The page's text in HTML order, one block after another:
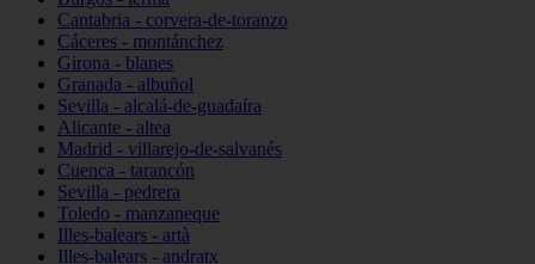
Cantabria - corvera-de-toranzo
Cáceres - montánchez
Girona - blanes
Granada - albuñol
Sevilla - alcalá-de-guadaíra
Alicante - altea
Madrid - villarejo-de-salvanés
Cuenca - tarancón
Sevilla - pedrera
Toledo - manzaneque
Illes-balears - artà
Illes-balears - andratx